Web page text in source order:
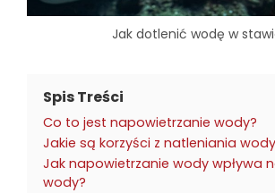
Jak dotlenić wodę w
Spis Treści
Co to jest napowietrzanie wody?
Jakie są korzyści z natleniania
Jak napowietrzanie wody wpływa
wody?